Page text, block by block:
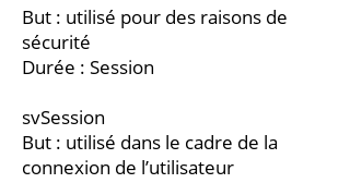
But : utilisé pour des raisons de
sécurité
Durée : Session
svSession
But : utilisé dans le cadre de la
connexion de l’utilisateur